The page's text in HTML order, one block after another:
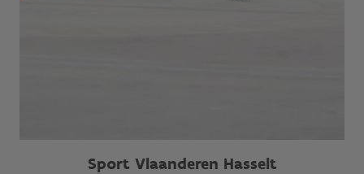
Sport Vlaanderen Hasselt